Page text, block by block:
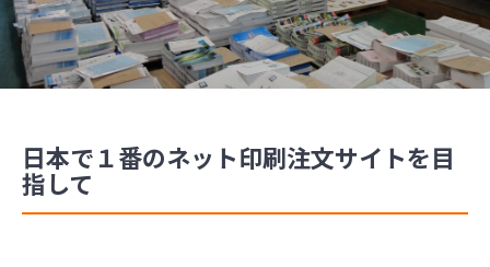
日本で１番のネット印刷注文サイトを目
指して